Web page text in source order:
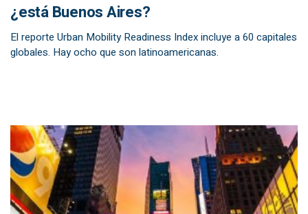
¿está Buenos Aires?
El reporte Urban Mobility Readiness Index incluye a 60 capitales
globales. Hay ocho que son latinoamericanas.